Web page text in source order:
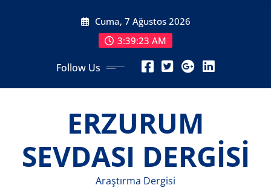
Cuma, 7 Ağustos 2026
3:39:25 AM
Follow Us
ERZURUM
SEVDASI DERGİSİ
Araştırma Dergisi